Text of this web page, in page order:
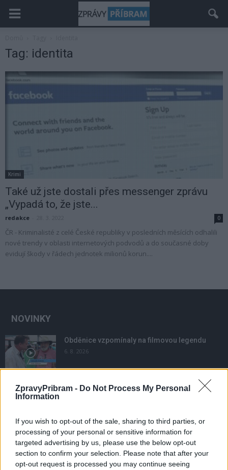
ZpravyPribram - Do Not Process My Personal
Information
If you wish to opt-out of the sale, sharing to third parties, or
processing of your personal or sensitive information for
targeted advertising by us, please use the below opt-out
section to confirm your selection. Please note that after your
opt-out request is processed you may continue seeing
Tag: identita
Krimi
Také už jste dostali přes messenger zprávu
„Vypadá to, že jste...
redakce 0
ČR - Kriminalisté z celé České republiky v posledních měsících odhalili
nové trendy v oblasti internetových podvodů a do současné doby
evidují škody v řádech jednotek milionů korun....
NOVINKY
Obděnice vzpomínaly na filmovou legendu
6. 8. 2026
Většina koupališť na Příbramsku nabízí výborné
Příbram modernizuje parkovací automaty.
Přibudou i tři nové poblíž Svaté Hory
3. 8. 2026